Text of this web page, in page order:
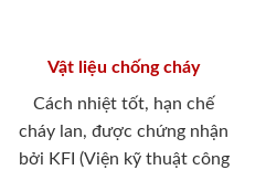
Vật liệu chống cháy
Cách nhiệt tốt, hạn chế
cháy lan, được chứng nhận
bởi KFI (Viện kỹ thuật công